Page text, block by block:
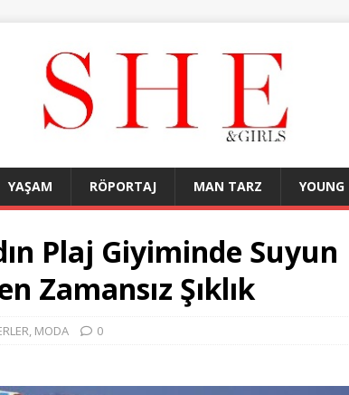
YAŞAM RÖPORTAJ MAN TARZ YOUNG
Plaj Giyiminde Suyun
Zamansız Şıklık
, MODA 0